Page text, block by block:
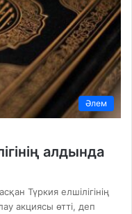
Әлем
алдында
Түркия елшілігінің
акциясы өтті, деп